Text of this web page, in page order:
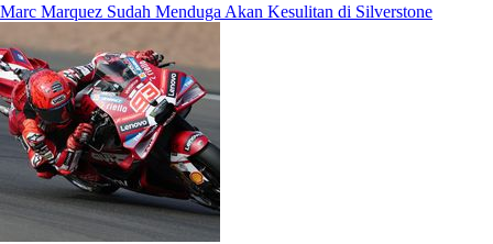
Marc Marquez Sudah Menduga Akan Kesulitan di Silverstone